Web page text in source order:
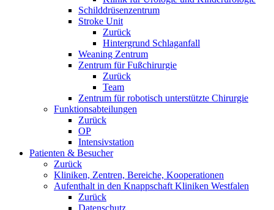
Schilddrüsenzentrum
Stroke Unit
Zurück
Hintergrund Schlaganfall
Weaning Zentrum
Zentrum für Fußchirurgie
Zurück
Team
Zentrum für robotisch unterstützte Chirurgie
Funktionsabteilungen
Zurück
OP
Intensivstation
Patienten & Besucher
Zurück
Kliniken, Zentren, Bereiche, Kooperationen
Aufenthalt in den Knappschaft Kliniken Westfalen
Zurück
Datenschutz